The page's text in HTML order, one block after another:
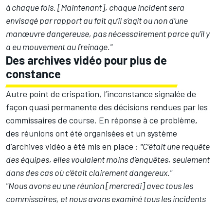
à chaque fois. [Maintenant], chaque incident sera
envisagé par rapport au fait qu’il s’agit ou non d’une
manœuvre dangereuse, pas nécessairement parce qu’il y
a eu mouvement au freinage."
Des archives vidéo pour plus de
constance
Autre point de crispation, l’inconstance signalée de
façon quasi permanente des décisions rendues par les
commissaires de course. En réponse à ce problème,
des réunions ont été organisées et un système
d’archives vidéo a été mis en place : "C’était une requête
des équipes, elles voulaient moins d’enquêtes, seulement
dans des cas où c’était clairement dangereux."
"Nous avons eu une réunion [mercredi] avec tous les
commissaires, et nous avons examiné tous les incidents